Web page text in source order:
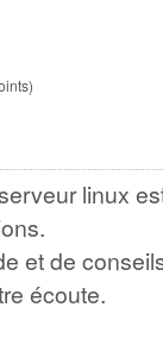
linux
et de
écoute.